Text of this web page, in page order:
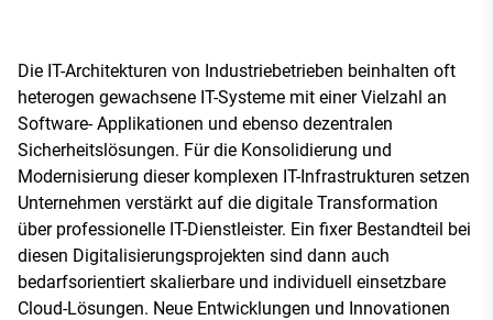
Die IT-Architekturen von Industriebetrieben beinhalten oft
heterogen gewachsene IT-Systeme mit einer Vielzahl an
Software- Applikationen und ebenso dezentralen
Sicherheitslösungen. Für die Konsolidierung und
Modernisierung dieser komplexen IT-Infrastrukturen setzen
Unternehmen verstärkt auf die digitale Transformation
über professionelle IT-Dienstleister. Ein fixer Bestandteil bei
diesen Digitalisierungsprojekten sind dann auch
bedarfsorientiert skalierbare und individuell einsetzbare
Cloud-Lösungen. Neue Entwicklungen und Innovationen